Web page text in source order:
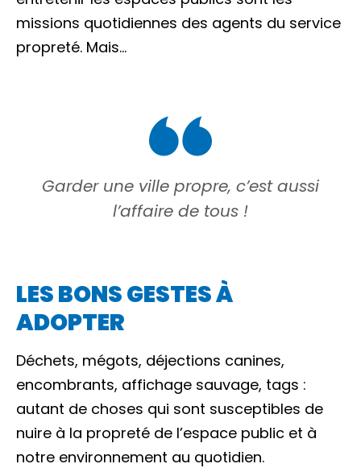
missions quotidiennes des agents du service
propreté. Mais…
Garder une ville propre, c’est aussi
l’affaire de tous !
LES BONS GESTES À
ADOPTER
Déchets, mégots, déjections canines,
encombrants, affichage sauvage, tags :
autant de choses qui sont susceptibles de
nuire à la propreté de l’espace public et à
notre environnement au quotidien.